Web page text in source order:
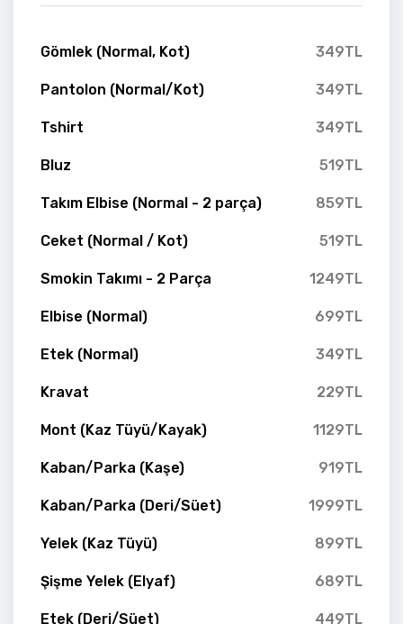
Gömlek (Normal, Kot) 349TL
Pantolon (Normal/Kot) 349TL
Tshirt 349TL
Bluz 519TL
Takım Elbise (Normal - 2 parça) 859TL
Ceket (Normal / Kot) 519TL
Smokin Takımı - 2 Parça 1249TL
Elbise (Normal) 699TL
Etek (Normal) 349TL
Kravat 229TL
Mont (Kaz Tüyü/Kayak) 1129TL
Kaban/Parka (Kaşe) 919TL
Kaban/Parka (Deri/Süet) 1999TL
Yelek (Kaz Tüyü) 899TL
Şişme Yelek (Elyaf) 689TL
Etek (Deri/Süet) 449TL